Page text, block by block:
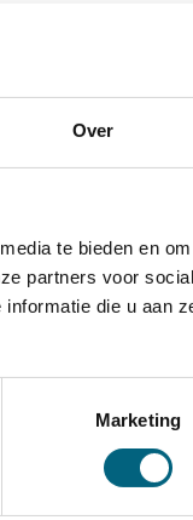
Over
te bieden en
partners voor social
die u aan
Marketing